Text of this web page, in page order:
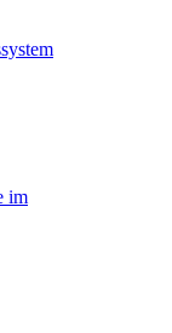
im